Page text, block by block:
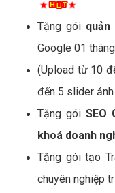
Tặng gói
Google 01 tháng
(Upload từ 10
đến 5 slider
Tặng gói SEO
khoá doanh
Tặng gói tạo
chuyên nghiệp